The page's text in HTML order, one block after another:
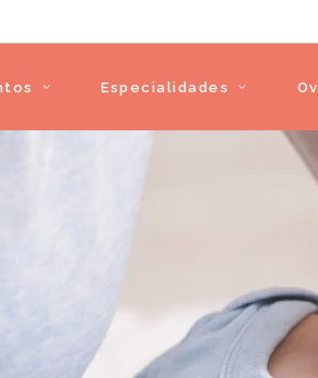
Especialidades